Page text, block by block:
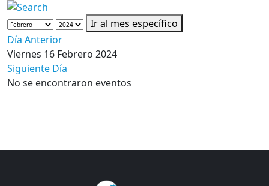
Ir al mes específico
Día Anterior
Viernes 16 Febrero 2024
Siguiente Día
No se encontraron eventos